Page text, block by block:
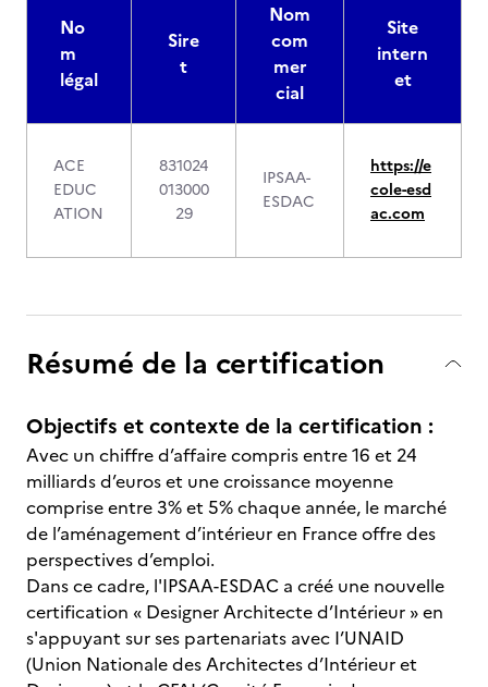
No
m
légal
Sire
t
Nom
com
mer
cial
Site
intern
et
ACE
EDUC
ATION
831024
013000
29
IPSAA-
ESDAC
https://e
cole-esd
ac.com
Résumé de la certification
Objectifs et contexte de la certification :
Avec un chiffre d’affaire compris entre 16 et 24
milliards d’euros et une croissance moyenne
comprise entre 3% et 5% chaque année, le marché
de l’aménagement d’intérieur en France offre des
perspectives d’emploi.
Dans ce cadre, l'IPSAA-ESDAC a créé une nouvelle
certification « Designer Architecte d’Intérieur » en
s'appuyant sur ses partenariats avec I’UNAID
(Union Nationale des Architectes d’Intérieur et